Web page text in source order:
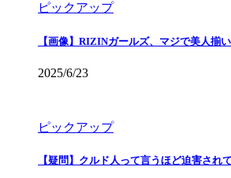
ピックアップ
【画像】RIZINガールズ、マジで美人揃
2025/6/23
ピックアップ
【疑問】クルド人って言うほど迫害され